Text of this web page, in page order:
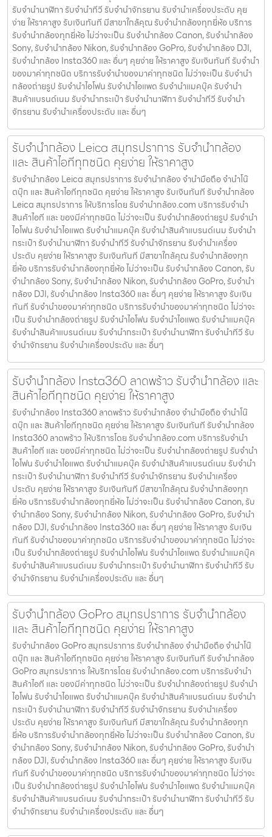
รับจํานํานาฬิกา รับจํานําทีวี รับจํานําจักรยาน รับจํานําเครื่องประดับ คุย
ง่าย ให้ราคาสูง รับเงินทันที มีสาขาใกล้คุณ รับจำนำกล้องทุกยี่ห้อ บริการ
รับจำนำกล้องทุกยี่ห้อ ไม่ว่าจะเป็น รับจำนำกล้อง Canon, รับจำนำกล้อง
Sony, รับจำนำกล้อง Nikon, รับจำนำกล้อง GoPro, รับจำนำกล้อง DJI,
รับจำนำกล้อง Insta360 และ อื่นๆ คุยง่าย ให้ราคาสูง รับเงินทันที รับจำนำ
ของมาค่าทุกชนิด บริการรับจำนำของมาค่าทุกชนิด ไม่ว่าจะเป็น รับจํานํา
กล้องถ่ายรูป รับจํานําไอโฟน รับจํานําไอแพด รับจํานําแมคบุ๊ค รับจํานํา
สินค้าแบรนด์เนม รับจํานํากระเป๋า รับจํานํานาฬิกา รับจํานําทีวี รับจํานํา
จักรยาน รับจํานําเครื่องประดับ และ อื่นๆ
รับจำนำกล้อง Leica สมุทรปราการ รับจํานํากล้อง
และ สินค้าไอทีทุกชนิด คุยง่าย ให้ราคาสูง
รับจำนำกล้อง Leica สมุทรปราการ รับจํานํากล้อง จำนำมือถือ จำนำโน๊
ตบุ๊ก และ สินค้าไอทีทุกชนิด คุยง่าย ให้ราคาสูง รับเงินทันที รับจำนำกล้อง
Leica สมุทรปราการ ให้บริการโดย รับจํานํากล้อง.com บริการรับจํานํา
สินค้าไอที และ ของมีค่าทุกชนิด ไม่ว่าจะเป็น รับจํานํากล้องถ่ายรูป รับจํานํา
ไอโฟน รับจํานําไอแพด รับจํานําแมคบุ๊ค รับจํานําสินค้าแบรนด์เนม รับจํานํา
กระเป๋า รับจํานํานาฬิกา รับจํานําทีวี รับจํานําจักรยาน รับจํานําเครื่อง
ประดับ คุยง่าย ให้ราคาสูง รับเงินทันที มีสาขาใกล้คุณ รับจำนำกล้องทุก
ยี่ห้อ บริการรับจำนำกล้องทุกยี่ห้อ ไม่ว่าจะเป็น รับจำนำกล้อง Canon, รับ
จำนำกล้อง Sony, รับจำนำกล้อง Nikon, รับจำนำกล้อง GoPro, รับจำนำ
กล้อง DJI, รับจำนำกล้อง Insta360 และ อื่นๆ คุยง่าย ให้ราคาสูง รับเงิน
ทันที รับจำนำของมาค่าทุกชนิด บริการรับจำนำของมาค่าทุกชนิด ไม่ว่าจะ
เป็น รับจํานํากล้องถ่ายรูป รับจํานําไอโฟน รับจํานําไอแพด รับจํานําแมคบุ๊ค
รับจํานําสินค้าแบรนด์เนม รับจํานํากระเป๋า รับจํานํานาฬิกา รับจํานําทีวี รับ
จํานําจักรยาน รับจํานําเครื่องประดับ และ อื่นๆ
รับจำนำกล้อง Insta360 ลาดพร้าว รับจํานํากล้อง และ
สินค้าไอทีทุกชนิด คุยง่าย ให้ราคาสูง
รับจำนำกล้อง Insta360 ลาดพร้าว รับจํานํากล้อง จำนำมือถือ จำนำโน๊
ตบุ๊ก และ สินค้าไอทีทุกชนิด คุยง่าย ให้ราคาสูง รับเงินทันที รับจำนำกล้อง
Insta360 ลาดพร้าว ให้บริการโดย รับจํานํากล้อง.com บริการรับจํานํา
สินค้าไอที และ ของมีค่าทุกชนิด ไม่ว่าจะเป็น รับจํานํากล้องถ่ายรูป รับจํานํา
ไอโฟน รับจํานําไอแพด รับจํานําแมคบุ๊ค รับจํานําสินค้าแบรนด์เนม รับจํานํา
กระเป๋า รับจํานํานาฬิกา รับจํานําทีวี รับจํานําจักรยาน รับจํานําเครื่อง
ประดับ คุยง่าย ให้ราคาสูง รับเงินทันที มีสาขาใกล้คุณ รับจำนำกล้องทุก
ยี่ห้อ บริการรับจำนำกล้องทุกยี่ห้อ ไม่ว่าจะเป็น รับจำนำกล้อง Canon, รับ
จำนำกล้อง Sony, รับจำนำกล้อง Nikon, รับจำนำกล้อง GoPro, รับจำนำ
กล้อง DJI, รับจำนำกล้อง Insta360 และ อื่นๆ คุยง่าย ให้ราคาสูง รับเงิน
ทันที รับจำนำของมาค่าทุกชนิด บริการรับจำนำของมาค่าทุกชนิด ไม่ว่าจะ
เป็น รับจํานํากล้องถ่ายรูป รับจํานําไอโฟน รับจํานําไอแพด รับจํานําแมคบุ๊ค
รับจํานําสินค้าแบรนด์เนม รับจํานํากระเป๋า รับจํานํานาฬิกา รับจํานําทีวี รับ
จํานําจักรยาน รับจํานําเครื่องประดับ และ อื่นๆ
รับจำนำกล้อง GoPro สมุทรปราการ รับจํานํากล้อง
และ สินค้าไอทีทุกชนิด คุยง่าย ให้ราคาสูง
รับจำนำกล้อง GoPro สมุทรปราการ รับจํานํากล้อง จำนำมือถือ จำนำโน๊
ตบุ๊ก และ สินค้าไอทีทุกชนิด คุยง่าย ให้ราคาสูง รับเงินทันที รับจำนำกล้อง
GoPro สมุทรปราการ ให้บริการโดย รับจํานํากล้อง.com บริการรับจํานํา
สินค้าไอที และ ของมีค่าทุกชนิด ไม่ว่าจะเป็น รับจํานํากล้องถ่ายรูป รับจํานํา
ไอโฟน รับจํานําไอแพด รับจํานําแมคบุ๊ค รับจํานําสินค้าแบรนด์เนม รับจํานํา
กระเป๋า รับจํานํานาฬิกา รับจํานําทีวี รับจํานําจักรยาน รับจํานําเครื่อง
ประดับ คุยง่าย ให้ราคาสูง รับเงินทันที มีสาขาใกล้คุณ รับจำนำกล้องทุก
ยี่ห้อ บริการรับจำนำกล้องทุกยี่ห้อ ไม่ว่าจะเป็น รับจำนำกล้อง Canon, รับ
จำนำกล้อง Sony, รับจำนำกล้อง Nikon, รับจำนำกล้อง GoPro, รับจำนำ
กล้อง DJI, รับจำนำกล้อง Insta360 และ อื่นๆ คุยง่าย ให้ราคาสูง รับเงิน
ทันที รับจำนำของมาค่าทุกชนิด บริการรับจำนำของมาค่าทุกชนิด ไม่ว่าจะ
เป็น รับจํานํากล้องถ่ายรูป รับจํานําไอโฟน รับจํานําไอแพด รับจํานําแมคบุ๊ค
รับจํานําสินค้าแบรนด์เนม รับจํานํากระเป๋า รับจํานํานาฬิกา รับจํานําทีวี รับ
จํานําจักรยาน รับจํานําเครื่องประดับ และ อื่นๆ